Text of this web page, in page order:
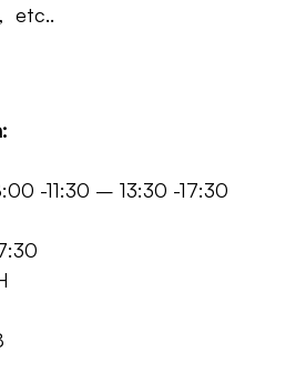
etc..
GmbH
11:30 – 13:30 -17:30
82
Süd/ZH